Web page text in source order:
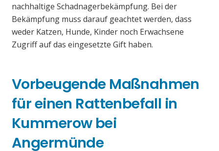
nachhaltige Schadnagerbekämpfung. Bei der
Bekämpfung muss darauf geachtet werden, dass
weder Katzen, Hunde, Kinder noch Erwachsene
Zugriff auf das eingesetzte Gift haben.
Vorbeugende Maßnahmen
für einen Rattenbefall in
Kummerow bei
Angermünde